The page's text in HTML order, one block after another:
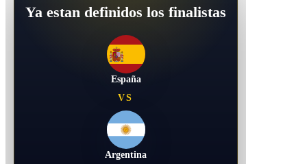
Ya estan definidos los finalistas
España
VS
Argentina